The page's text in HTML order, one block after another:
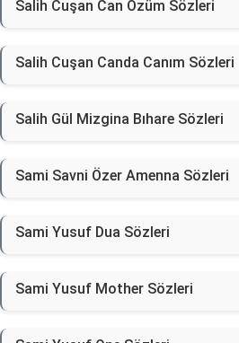
Salih Cuşan Can Özüm Sözleri
Salih Cuşan Canda Canım Sözleri
Salih Gül Mizgina Bıhare Sözleri
Sami Savni Özer Amenna Sözleri
Sami Yusuf Dua Sözleri
Sami Yusuf Mother Sözleri